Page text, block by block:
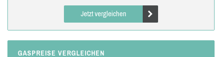
Jetzt vergleichen
GASPREISE VERGLEICHEN